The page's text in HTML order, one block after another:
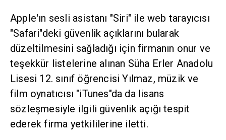
Apple'ın sesli asistanı "Siri" ile web tarayıcısı
"Safari"deki güvenlik açıklarını bularak
düzeltilmesini sağladığı için firmanın onur ve
teşekkür listelerine alınan Süha Erler Anadolu
Lisesi 12. sınıf öğrencisi Yılmaz, müzik ve
film oynatıcısı "iTunes"da da lisans
sözleşmesiyle ilgili güvenlik açığı tespit
ederek firma yetkililerine iletti.